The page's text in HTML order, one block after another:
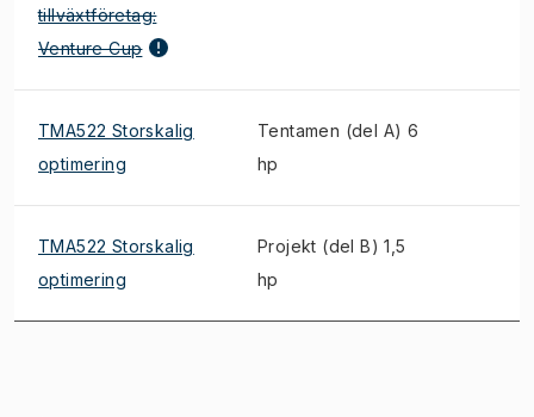
tillväxtföretag:
Venture Cup
TMA522 Storskalig
optimering
Tentamen (del A) 6
hp
TMA522 Storskalig
optimering
Projekt (del B) 1,5
hp